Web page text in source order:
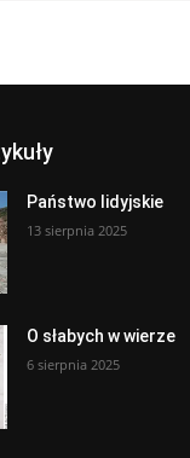
Państwo lidyjskie
13 sierpnia 2025
O słabych w wierze
6 sierpnia 2025